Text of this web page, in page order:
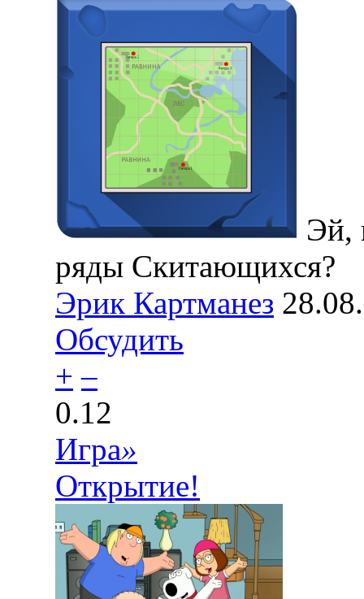
Эй,
ряды Скитающихся?
Эрик Картманез
Обсудить
+ –
0.12
Игра»
Открытие!